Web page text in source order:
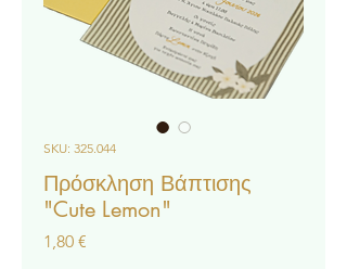
SKU: 325.044
Πρόσκληση Βάπτισης
"Cute Lemon"
1,80 €